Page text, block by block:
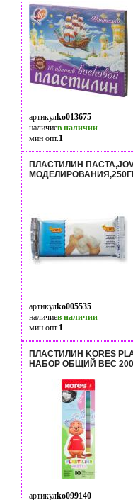
артикулko013675
наличиев наличии
мин опт.1
ПЛАСТИЛИН
артикулko005535
наличиев наличии
мин опт.1
ПЛАСТИЛИН KORES
НАБОР ОБЩИЙ ВЕС
артикулko099140